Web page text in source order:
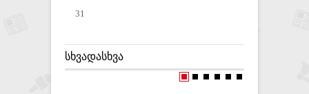
31
ᲡᲮᲕᲐᲓᲐᲡᲮᲕᲐ